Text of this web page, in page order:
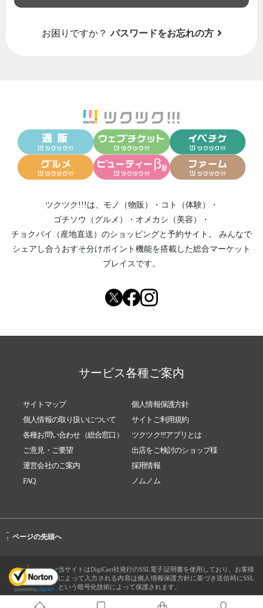
お困りですか？ パスワードをお忘れの方
ツクツク!!!は、 モノ（物販） ・ コト（体験）
・
ゴチソウ（グルメ）
・ オメカシ（美容）
・
チョクバイ（産地直送） のショッピングと予約サイト。
みんなで
シェアし合う おすそ分けポイント機能を搭載した総合マーケット
プレイスです。
サービス各種ご案内
サイトマップ
個人情報保護方針
個人情報の取り扱いについて
サイトご利用規約
各種お問い合わせ（総合窓口）
ツクツク!!!アプリとは
ご意見・ご要望
出店をご検討のショップ様
運営会社のご案内
採用情報
FAQ
ノムノム
-
↑ ページの先頭へ
当サイトはDigiCert社発行のSSL電子証明書を使用しており、お客様
によって入力される内容は個人情報保護方針に基づき送信時にSSL
という暗号化技術によって保護されます。